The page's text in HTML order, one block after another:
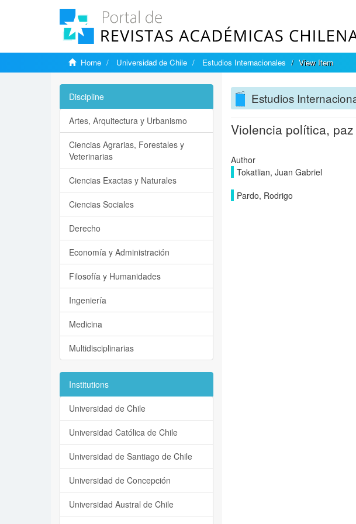
Home Universidad de Chile Estudios Internacionales View Item
Estudios
Violencia política,
Author
Tokatlian, Juan Gabriel
Pardo, Rodrigo
Discipline
Artes, Arquitectura y Urbanismo
Ciencias Agrarias, Forestales y
Veterinarias
Ciencias Exactas y Naturales
Ciencias Sociales
Derecho
Economía y Administración
Filosofía y Humanidades
Ingeniería
Medicina
Multidisciplinarias
Institutions
Universidad de Chile
Universidad Católica de Chile
Universidad de Santiago de Chile
Universidad de Concepción
Universidad Austral de Chile